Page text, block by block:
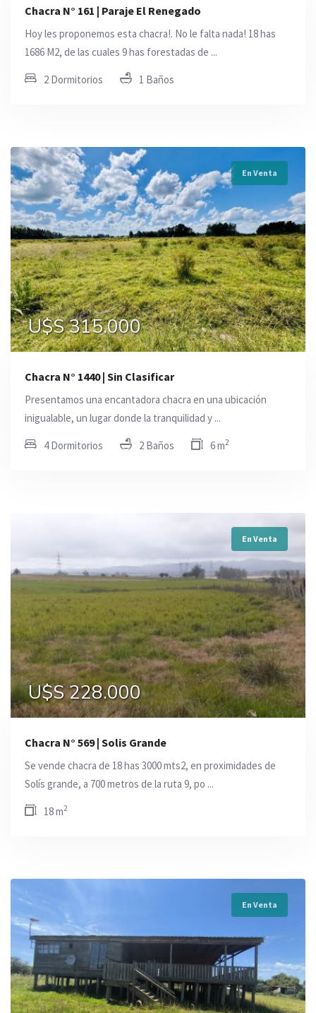
Chacra N° 161 | Paraje El Renegado
Hoy les proponemos esta chacra!. No le falta nada! 18 has
1686 M2, de las cuales 9 has forestadas de ...
2 Dormitorios 1 Baños
En Venta
U$S 315.000
Chacra N° 1440 | Sin Clasificar
Presentamos una encantadora chacra en una ubicación
inigualable, un lugar donde la tranquilidad y ...
4 Dormitorios 2 Baños 6 m2
En Venta
U$S 228.000
Chacra N° 569 | Solis Grande
Se vende chacra de 18 has 3000 mts2, en proximidades de
Solís grande, a 700 metros de la ruta 9, po ...
18 m2
En Venta